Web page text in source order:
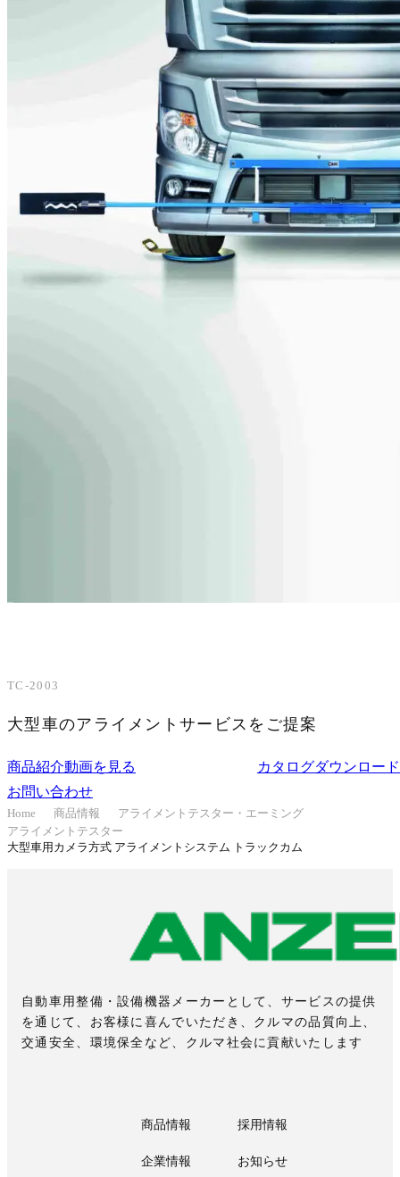
TC-2003
大型車のアライメントサービスをご提案
商品紹介動画を見る
カタログダウンロード
お問い合わせ
Home 商品情報
アライメントテスター・エーミング
アライメントテスター
大型車用カメラ方式 アライメントシステム トラックカム
自動車用整備・設備機器メーカーとして、サービスの提供
を通じて、お客様に喜んでいただき、クルマの品質向上、
交通安全、環境保全など、クルマ社会に貢献いたします
商品情報 採用情報
企業情報 お知らせ